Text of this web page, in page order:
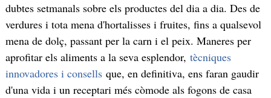
dubtes setmanals sobre els productes del dia a dia. Des de
verdures i tota mena d'hortalisses i fruites, fins a qualsevol
mena de dolç, passant per la carn i el peix. Maneres per
aprofitar els aliments a la seva esplendor, tècniques
innovadores i consellsque, en definitiva, ens faran gaudir
d'una vida i un receptari més còmode als fogons de casa